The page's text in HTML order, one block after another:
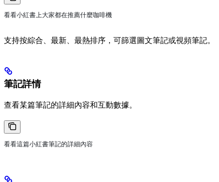
看看小紅書上大家都在推薦什麼咖啡機
支持按綜合、最新、最熱排序，可篩選圖文筆記或視頻筆記。
筆記詳情
查看某篇筆記的詳細內容和互動數據。
看看這篇小紅書筆記的詳細內容